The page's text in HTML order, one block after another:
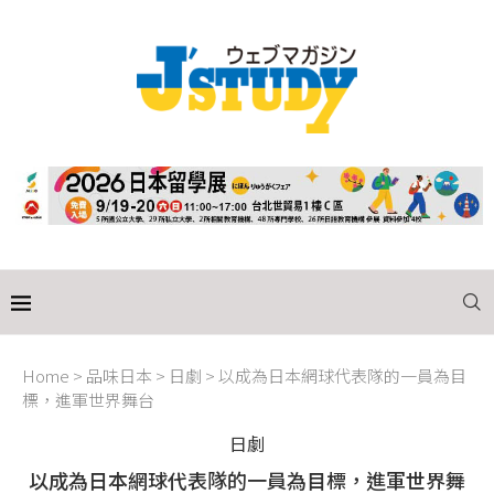
Home > 品味日本 > 日劇 >以成為日本網球代表隊的一員為目
標，進軍世界舞台
日劇
以成為日本網球代表隊的一員為目標，進軍世界舞